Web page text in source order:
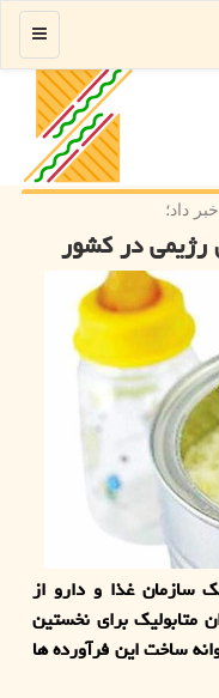
منو
داد؛
رژیمی در کشور
غذا و دارو از
متابولیک برای نخستین
ساخت این فرآورده ها